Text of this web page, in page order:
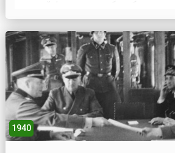
Он был хорошо укреплен, вооружен,
продовольствием.Известен
вошедшим в историю ...
1940